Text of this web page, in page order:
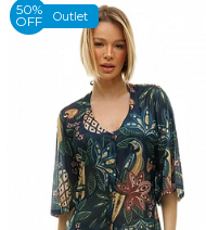
Outlet
50%
OFF